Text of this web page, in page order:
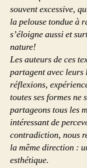
souvent excessive,
la pelouse tondue à
s’éloigne aussi et
nature!
Les auteurs de ces
partagent avec leurs
réflexions,
toutes ses formes ne
partageons tous les
intéressant de
contradiction, nous
la même direction :
esthétique.